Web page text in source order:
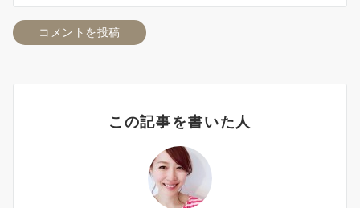
この記事を書いた人